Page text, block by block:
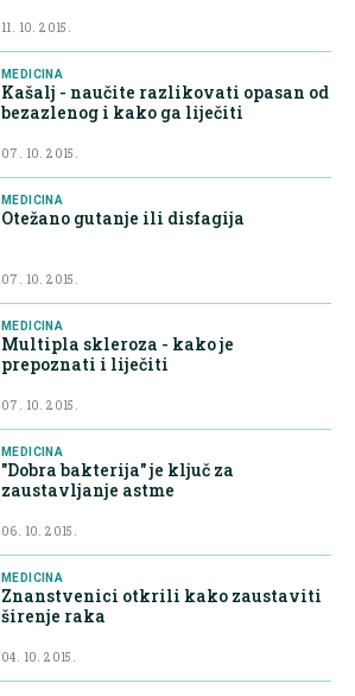
11. 10. 2015.
MEDICINA
Kašalj - naučite razlikovati opasan od
bezazlenog i kako ga liječiti
07. 10. 2015.
MEDICINA
Otežano gutanje ili disfagija
07. 10. 2015.
MEDICINA
Multipla skleroza - kako je
prepoznati i liječiti
07. 10. 2015.
MEDICINA
"Dobra bakterija" je ključ za
zaustavljanje astme
06. 10. 2015.
MEDICINA
Znanstvenici otkrili kako zaustaviti
širenje raka
04. 10. 2015.